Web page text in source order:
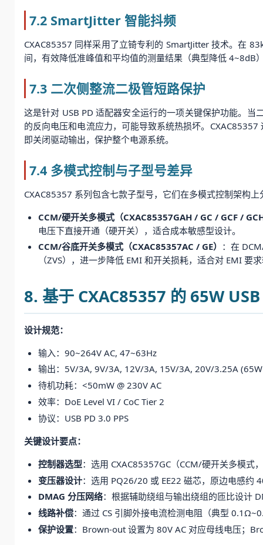
7.2 SmartJitter 智能抖频
CXAC85357 同样采用了立锜专利的 SmartJitter 技术。在
间，有效降低准峰值和平均值的测量结果（典型降低
7.3 二次侧整流二极管短路保护
这是针对 USB PD 适配器安全运行的一项关键保护功能。当
的反向电压和电流应力，可能导致系统热损坏。
即关闭驱动输出，保护整个电源系统。
7.4 多模式控制与子型号差异
CXAC85357 系列包含七款子型号，它们在多模式控制架构上
CCM/硬开关多模式（CXAC85357GAH / GC / GCF /
电压下直接开通（硬开关），适合成本敏感型设计。
CCM/谷底开关多模式（CXAC85357AC / GE） ：在
（ZVS），进一步降低 EMI 和开关损耗，适合对 EMI 要
8. 基于 CXAC85357 的 65W
设计规范：
输入：90~264V AC, 47~63Hz
输出：5V/3A, 9V/3A, 12V/3A, 15V/3A, 20V/3.25A
待机功耗：<50mW @ 230V AC
效率：DoE Level VI / CoC Tier 2
协议：USB PD 3.0 PPS
关键设计要点：
控制器选型：选用 CXAC85357GC（CCM/硬开关多模式
变压器设计：选用 PQ26/20 或 EE22 磁芯，原边电感约
DMAG 分压网络：根据辅助绕组与输出绕组的匝比设计
线路补偿：通过 CS 引脚外接电流检测电阻（典型
保护设置：Brown-out 设置为 80V AC 对应母线电压；